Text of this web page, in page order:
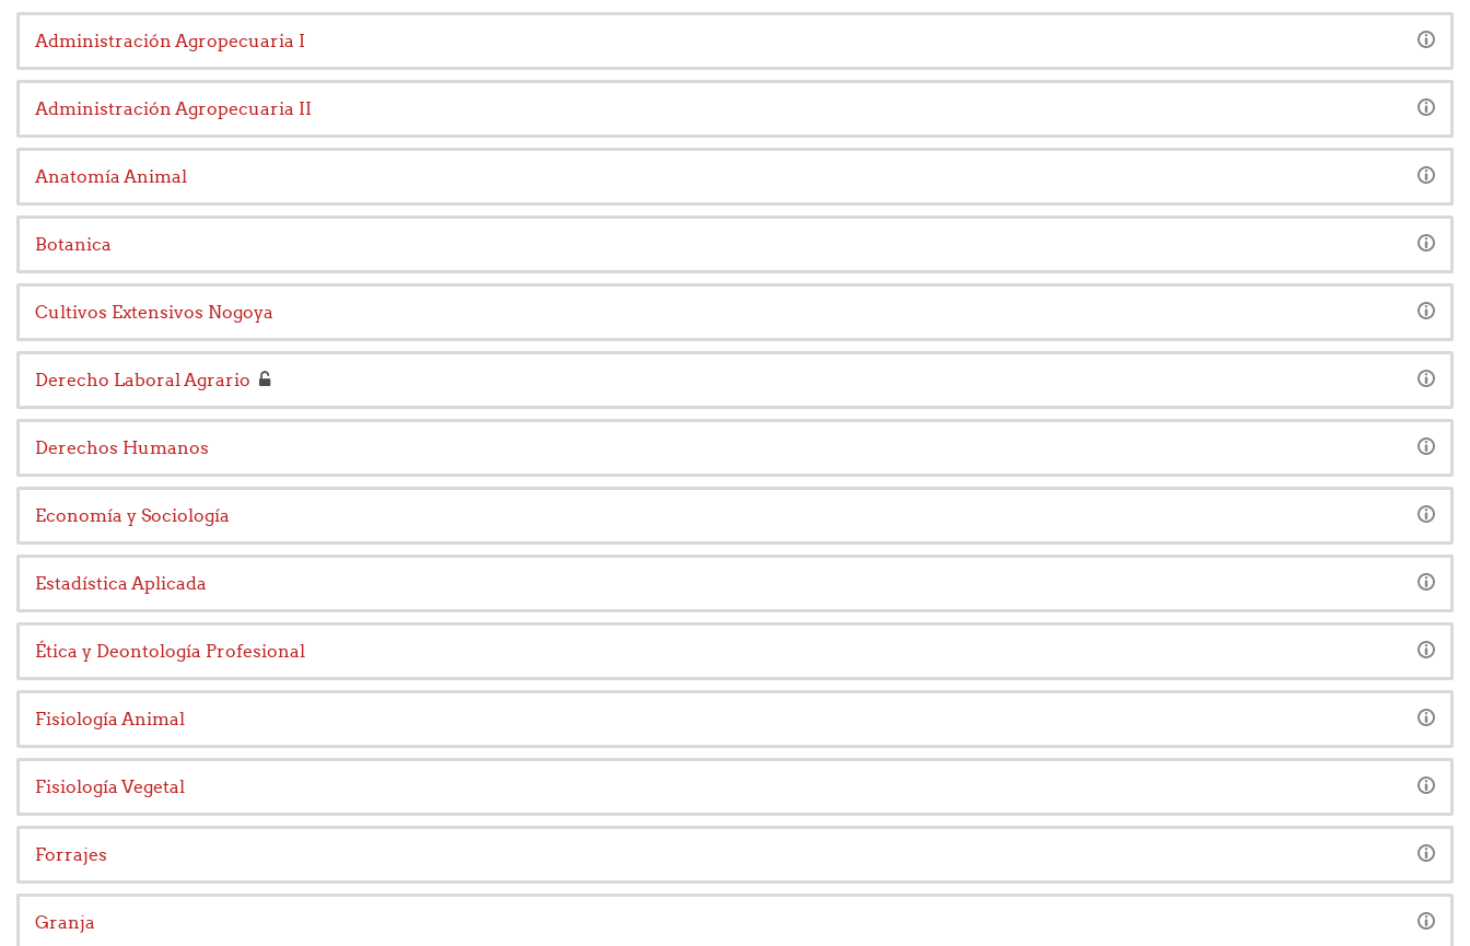
Administración Agropecuaria I
Administración Agropecuaria II
Anatomía Animal
Botanica
Cultivos Extensivos Nogoya
Derecho Laboral Agrario
Derechos Humanos
Economía y Sociología
Estadística Aplicada
Ética y Deontología Profesional
Fisiología Animal
Fisiología Vegetal
Forrajes
Granja